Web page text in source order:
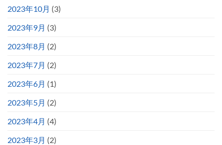
2023年10月 (3)
2023年9月 (3)
2023年8月 (2)
2023年7月 (2)
2023年6月 (1)
2023年5月 (2)
2023年4月 (4)
2023年3月 (2)